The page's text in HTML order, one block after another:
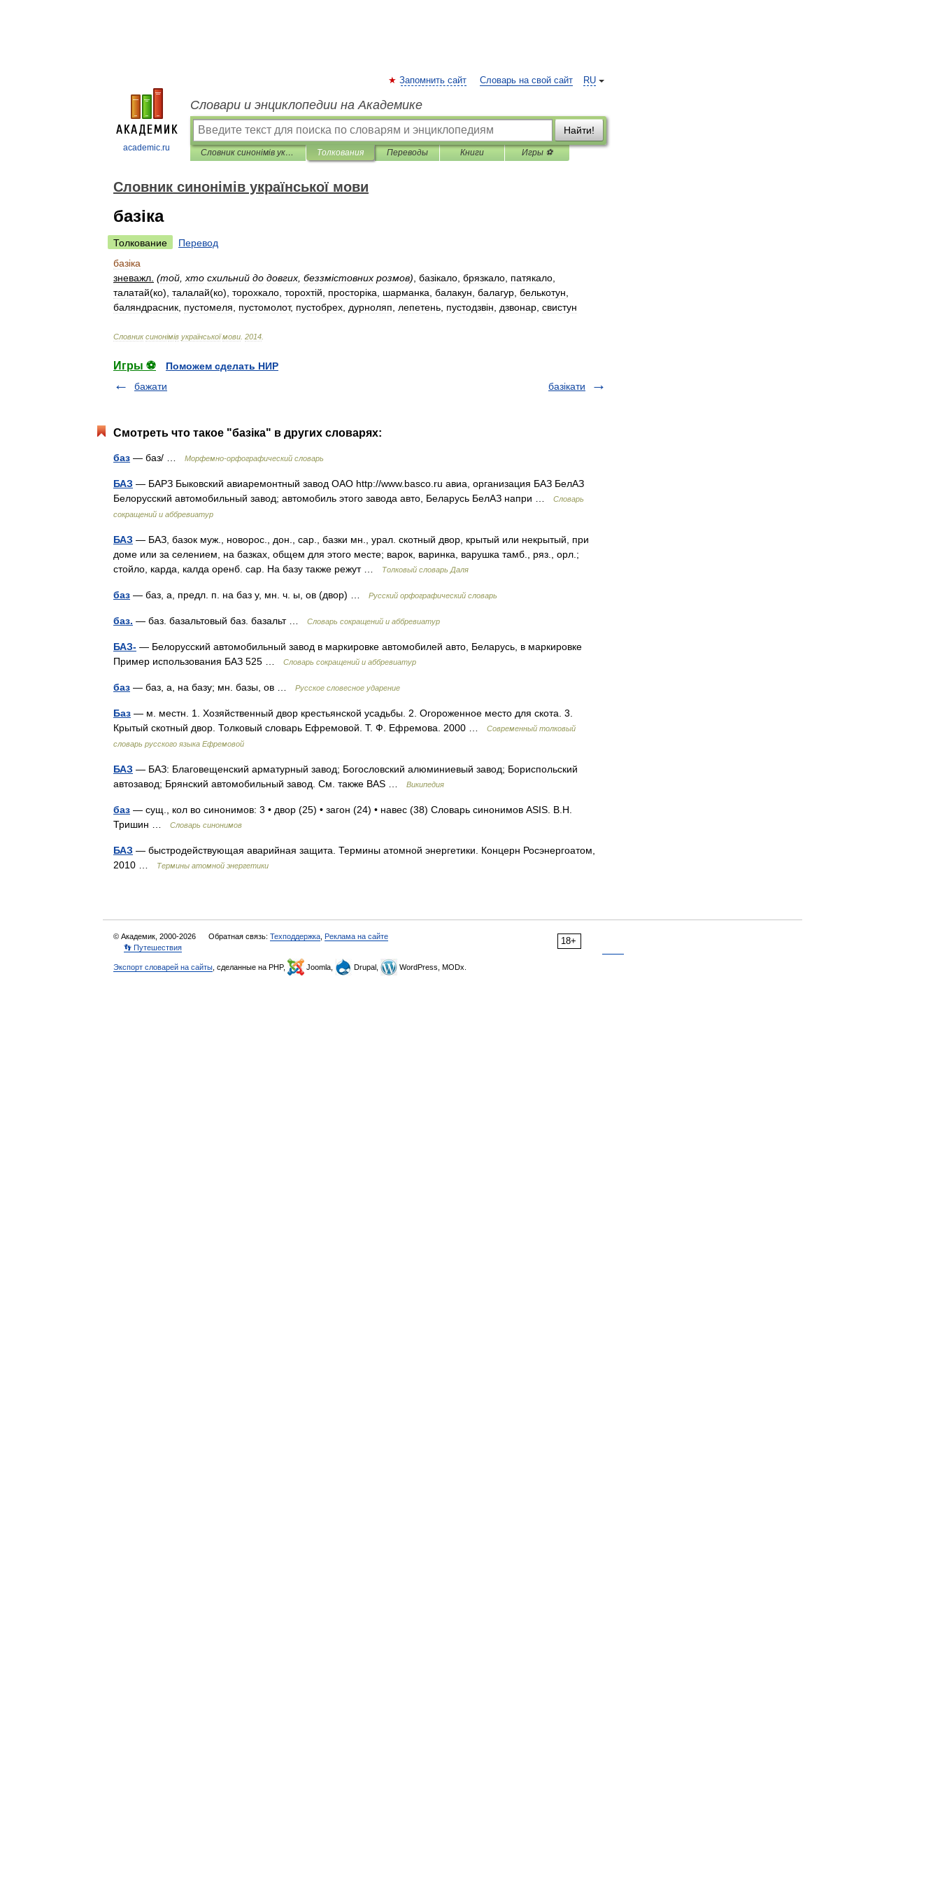
academic.ru
RU
Запомнить сайт Словарь на свой сайт
Словари и энциклопедии на Академике
Найти!
Словник синонімів української мови Толкования Переводы Книги Игры ⚽
Словник синонімів української мови
базіка
Толкование
Перевод
базіка
зневажл (той хто схильний до довгих беззмістовних розмов) базікало брязкало патякало
талатай(ко), талалай(ко), торохкало торохтій просторіка шарманка балакун балагур белькотун
баляндрасник пустомеля пустомолот, пустобрех дурноляп лепетень пустодзвін дзвонар свистун
Словник синонімів української мови 2014
Игры ⚽
Поможем сделать НИР
бажати
базікати
Смотреть что такое "базіка" в других словарях:
баз — баз/ … Морфемно-орфографический словарь
БАЗ — БАРЗ Быковский авиаремонтный завод ОАО http://www.basco.ru авиа, организация БАЗ БелАЗ
Белорусский автомобильный завод; автомобиль этого завода авто, Беларусь БелАЗ напри …
Словарь
сокращений и аббревиатур
БАЗ — БАЗ, базок муж., новорос., дон., сар., базки мн., урал. скотный двор, крытый или некрытый, при
доме или за селением, на базках, общем для этого месте; варок, варинка, варушка тамб., ряз., орл.;
стойло, карда, калда оренб. сар. На базу также режут …
Толковый словарь Даля
баз — баз, а, предл. п. на баз у, мн. ч. ы, ов (двор) … Русский орфографический словарь
баз. — баз. базальтовый баз. базальт … Словарь сокращений и аббревиатур
БАЗ- — Белорусский автомобильный завод в маркировке автомобилей авто, Беларусь, в маркировке
Пример использования БАЗ 525 …
Словарь сокращений и аббревиатур
баз — баз, а, на базу; мн. базы, ов … Русское словесное ударение
Баз — м. местн. 1. Хозяйственный двор крестьянской усадьбы. 2. Огороженное место для скота. 3.
Крытый скотный двор. Толковый словарь Ефремовой. Т. Ф. Ефремова. 2000 …
Современный толковый
словарь русского языка Ефремовой
БАЗ — БАЗ: Благовещенский арматурный завод; Богословский алюминиевый завод; Бориспольский
автозавод; Брянский автомобильный завод. См. также BAS …
Википедия
баз — сущ., кол во синонимов: 3 • двор (25) • загон (24) • навес (38) Словарь синонимов ASIS. В.Н.
Тришин …
Словарь синонимов
БАЗ — быстродействующая аварийная защита. Термины атомной энергетики. Концерн Росэнергоатом,
2010 …
Термины атомной энергетики
18+
© Академик, 2000-2026 Обратная связь: Техподдержка Реклама на сайте
👣 Путешествия
Экспорт словарей на сайты , сделанные на PHP, Joomla, Drupal, WordPress, MODx.